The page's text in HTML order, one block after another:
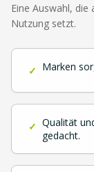
Eine Auswahl,
Nutzung setzt.
✓ Marken
✓ Qualität
gedacht.